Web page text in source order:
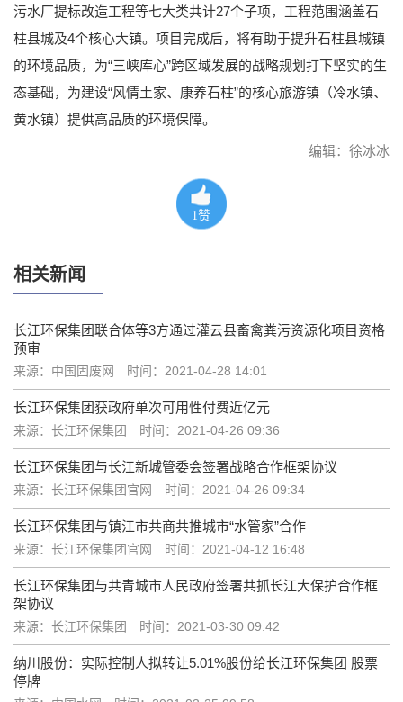
污水厂提标改造工程等七大类共计27个子项，工程范围涵盖石
柱县城及4个核心大镇。项目完成后，将有助于提升石柱县城镇
的环境品质，为“三峡库心”跨区域发展的战略规划打下坚实的生
态基础，为建设“风情土家、康养石柱”的核心旅游镇（冷水镇、
黄水镇）提供高品质的环境保障。
编辑：徐冰冰
1 赞
相关新闻
长江环保集团联合体等3方通过灌云县畜禽粪污资源化项目资格
预审
来源：中国固废网 时间：2021-04-28 14:01
长江环保集团获政府单次可用性付费近亿元
来源：长江环保集团 时间：2021-04-26 09:36
长江环保集团与长江新城管委会签署战略合作框架协议
来源：长江环保集团官网 时间：2021-04-26 09:34
长江环保集团与镇江市共商共推城市“水管家”合作
来源：长江环保集团官网 时间：2021-04-12 16:48
长江环保集团与共青城市人民政府签署共抓长江大保护合作框
架协议
来源：长江环保集团 时间：2021-03-30 09:42
纳川股份：实际控制人拟转让5.01%股份给长江环保集团 股票
停牌